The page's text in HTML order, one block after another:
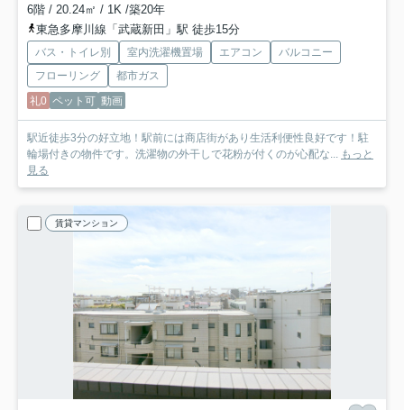
6階 / 20.24㎡ / 1K /築20年
東急多摩川線「武蔵新田」駅 徒歩15分
バス・トイレ別 室内洗濯機置場 エアコン
バルコニー
フローリング
都市ガス
礼0 ペット可 動画
駅近徒歩3分の好立地！駅前には商店街があり生活利便性良好です！駐
輪場付きの物件です。洗濯物の外干しで花粉が付くのが心配な... もっと
見る
賃貸マンション